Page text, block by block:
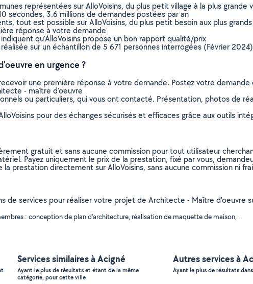
représentées sur AlloVoisins, du plus petit village à la plus grande
secondes, 3.6 millions de demandes postées par an
tout est possible sur AlloVoisins, du plus petit besoin aux plus
réponse à votre demande
qu’AlloVoisins propose un bon rapport qualité/prix
sur un échantillon de 5 671 personnes interrogées (Février 2024)
en urgence ?
une première réponse à votre demande. Postez votre
- maître d'oeuvre
ou particuliers, qui vous ont contacté. Présentation, photos de
pour des échanges sécurisés et efficaces grâce aux outils
gratuit et sans aucune commission pour tout utilisateur
Payez uniquement le prix de la prestation, fixé par vous,
prestation directement sur AlloVoisins, sans aucune commission ni
de services pour réaliser votre projet de Architecte - Maître d'oeuvre
: conception de plan d'architecture, réalisation de maquette de maison, ..
Services similaires à Acigné
Ayant le plus de résultats et étant de la même
catégorie, pour cette ville
Autres services à
Ayant le plus de résultats